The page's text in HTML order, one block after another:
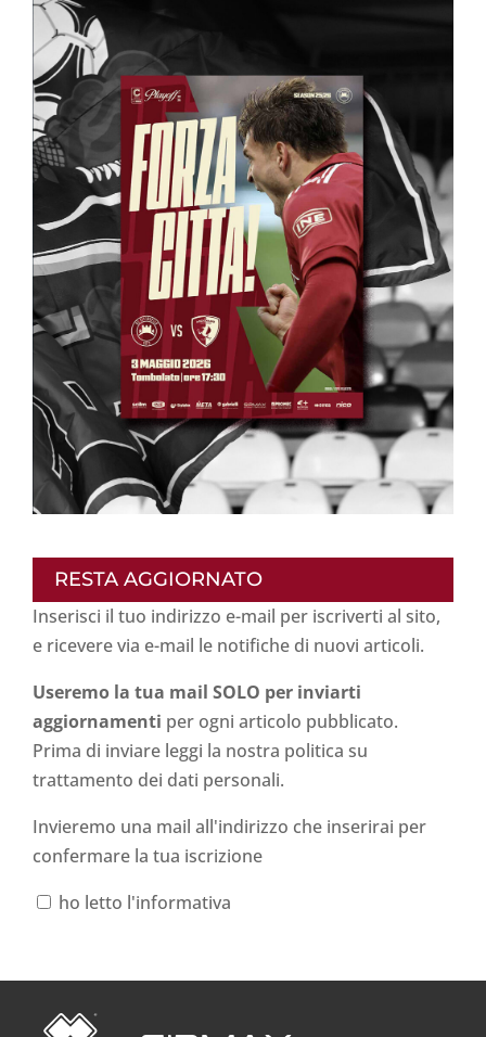
RESTA AGGIORNATO
Inserisci il tuo indirizzo e-mail per iscriverti al sito,
e ricevere via e-mail le notifiche di nuovi articoli.
Useremo la tua mail SOLO per inviarti
aggiornamenti per ogni articolo pubblicato.
Prima di inviare leggi la nostra politica su
trattamento dei dati personali.
Invieremo una mail all'indirizzo che inserirai per
confermare la tua iscrizione
ho letto l'informativa